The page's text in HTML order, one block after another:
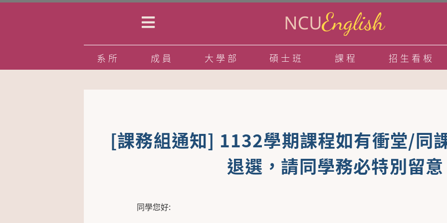
系所 成員 大學部 碩士班 課程 招生看板
[課務組通知] 1132學期課程如有衝堂/同
退選，請同學務必特別留意
同學您好: